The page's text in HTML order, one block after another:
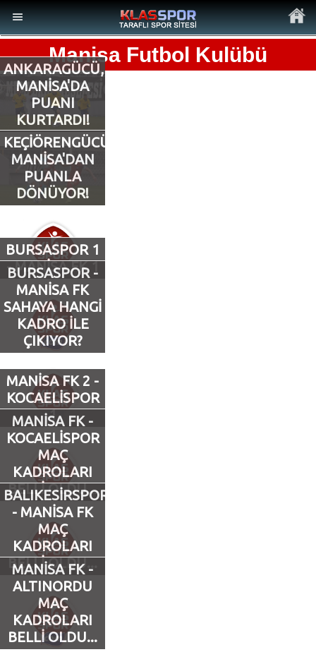
MENÜ
Ana Sayfa
Son Dakika Haberler
Foto Galeri
Video Galeri
Ankara Takımları
Futbol
Basketbol
Voleybol
Hentbol
Bisiklet
Diğer Sporlar
Sosyal Medya
Facebook
Twitter
Manisa Futbol Kulübü
ANKARAGÜCÜ,
MANİSA'DA
PUANI
KURTARDI!
KEÇİÖRENGÜCÜ,
MANİSA'DAN
PUANLA
DÖNÜYOR!
BURSASPOR 1
- MANİSA FK 1
BURSASPOR -
MANİSA FK
SAHAYA HANGİ
KADRO İLE
ÇIKIYOR?
MANİSA FK 2 -
KOCAELİSPOR
1
MANİSA FK -
KOCAELİSPOR
MAÇ
KADROLARI
BELLİ OLDU...
BALIKESİRSPOR
- MANİSA FK
MAÇ
KADROLARI
BELLİ OLDU...
MANİSA FK -
ALTINORDU
MAÇ
KADROLARI
BELLİ OLDU...